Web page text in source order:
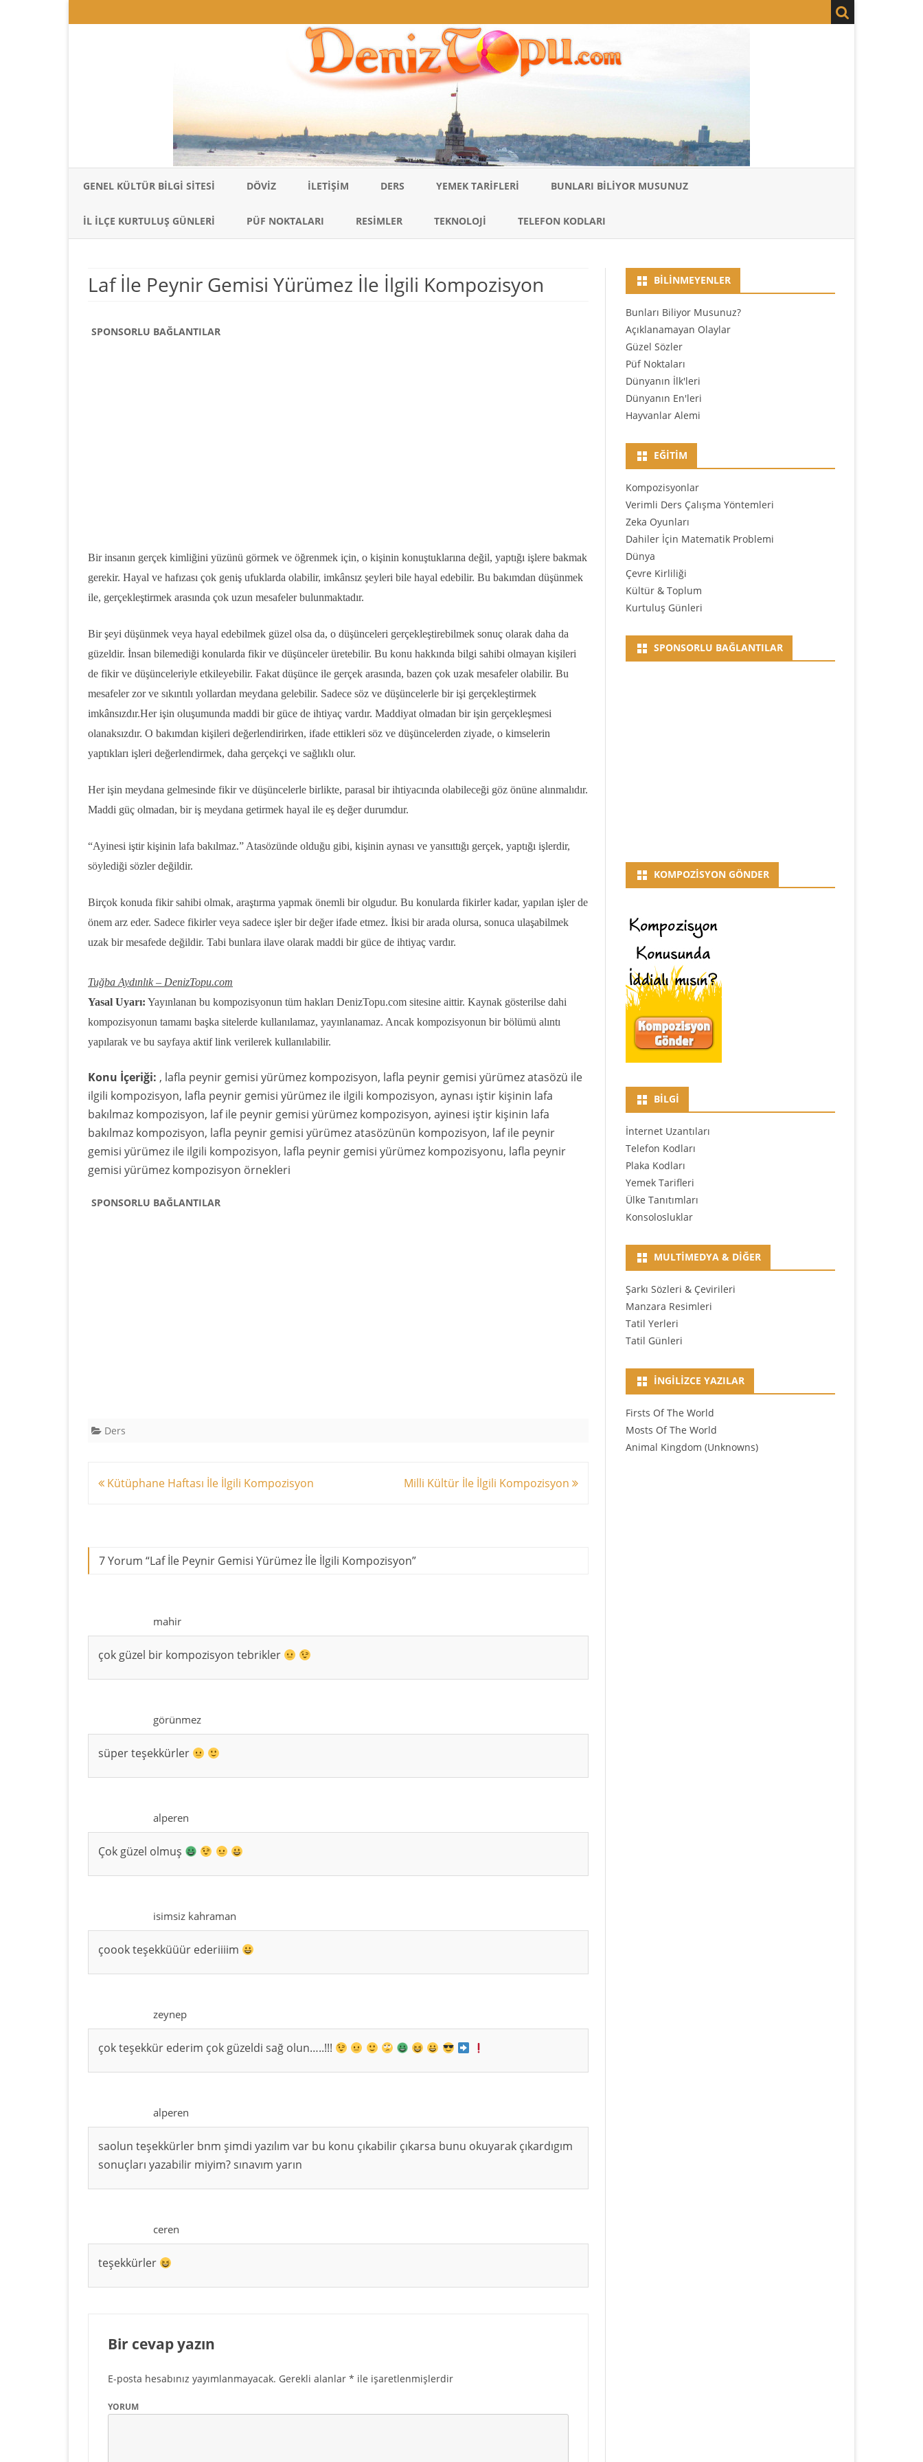
to
GENEL KÜLTÜR BILGI SITESI DÖVIZ İLETIŞIM DERS YEMEK TARIFLERI BUNLARI BILIYOR MUSUNUZ
İL İLÇE KURTULUŞ GÜNLERI PÜF NOKTALARI RESIMLER TEKNOLOJI TELEFON KODLARI
Laf İle Peynir Gemisi Yürümez İle İlgili Kompozisyon
SPONSORLU BAĞLANTILAR
Bir insanın gerçek kimliğini yüzünü görmek ve öğrenmek için, o kişinin konuştuklarına değil, yaptığı işlere bakmak
gerekir. Hayal ve hafızası çok geniş ufuklarda olabilir, imkânsız şeyleri bile hayal edebilir. Bu bakımdan düşünmek
ile, gerçekleştirmek arasında çok uzun mesafeler bulunmaktadır.
Bir şeyi düşünmek veya hayal edebilmek güzel olsa da, o düşünceleri gerçekleştirebilmek sonuç olarak daha da
güzeldir. İnsan bilemediği konularda fikir ve düşünceler üretebilir. Bu konu hakkında bilgi sahibi olmayan kişileri
de fikir ve düşünceleriyle etkileyebilir. Fakat düşünce ile gerçek arasında, bazen çok uzak mesafeler olabilir. Bu
mesafeler zor ve sıkıntılı yollardan meydana gelebilir. Sadece söz ve düşüncelerle bir işi gerçekleştirmek
imkânsızdır.Her işin oluşumunda maddi bir güce de ihtiyaç vardır. Maddiyat olmadan bir işin gerçekleşmesi
olanaksızdır. O bakımdan kişileri değerlendirirken, ifade ettikleri söz ve düşüncelerden ziyade, o kimselerin
yaptıkları işleri değerlendirmek, daha gerçekçi ve sağlıklı olur.
Her işin meydana gelmesinde fikir ve düşüncelerle birlikte, parasal bir ihtiyacında olabileceği göz önüne alınmalıdır.
Maddi güç olmadan, bir iş meydana getirmek hayal ile eş değer durumdur.
“Ayinesi iştir kişinin lafa bakılmaz.” Atasözünde olduğu gibi, kişinin aynası ve yansıttığı gerçek, yaptığı işlerdir,
söylediği sözler değildir.
Birçok konuda fikir sahibi olmak, araştırma yapmak önemli bir olgudur. Bu konularda fikirler kadar, yapılan işler de
önem arz eder. Sadece fikirler veya sadece işler bir değer ifade etmez. İkisi bir arada olursa, sonuca ulaşabilmek
uzak bir mesafede değildir. Tabi bunlara ilave olarak maddi bir güce de ihtiyaç vardır.
Tuğba Aydınlık – DenizTopu.com
Yasal Uyarı: Yayınlanan bu kompozisyonun tüm hakları DenizTopu.com sitesine aittir. Kaynak gösterilse dahi
kompozisyonun tamamı başka sitelerde kullanılamaz, yayınlanamaz. Ancak kompozisyonun bir bölümü alıntı
yapılarak ve bu sayfaya aktif link verilerek kullanılabilir.
Konu İçeriği: , lafla peynir gemisi yürümez kompozisyon, lafla peynir gemisi yürümez atasözü ile
ilgili kompozisyon, lafla peynir gemisi yürümez ile ilgili kompozisyon, aynası iştir kişinin lafa
bakılmaz kompozisyon, laf ile peynir gemisi yürümez kompozisyon, ayinesi iştir kişinin lafa
bakılmaz kompozisyon, lafla peynir gemisi yürümez atasözünün kompozisyon, laf ile peynir
gemisi yürümez ile ilgili kompozisyon, lafla peynir gemisi yürümez kompozisyonu, lafla peynir
gemisi yürümez kompozisyon örnekleri
SPONSORLU BAĞLANTILAR
Ders
YazıKütüphane Haftası İle İlgili Kompozisyon Milli Kültür İle İlgili Kompozisyon
7 Yorum “Laf İle Peynir Gemisi Yürümez İle İlgili Kompozisyon”
mahir
çok güzel bir kompozisyon tebrikler
görünmez
süper teşekkürler
alperen
Çok güzel olmuş
isimsiz kahraman
çoook teşekküüür ederiiiim
zeynep
çok teşekkür ederim çok güzeldi sağ olun…..!!!
alperen
saolun teşekkürler bnm şimdi yazılım var bu konu çıkabilir çıkarsa bunu okuyarak çıkardıgım
sonuçları yazabilir miyim? sınavım yarın
ceren
teşekkürler
Bir cevap yazın
E-posta hesabınız yayımlanmayacak. Gerekli alanlar * ile işaretlenmişlerdir
YORUM
BILINMEYENLER
Bunları Biliyor Musunuz?
Açıklanamayan Olaylar
Güzel Sözler
Püf Noktaları
Dünyanın İlk'leri
Dünyanın En'leri
Hayvanlar Alemi
EĞITIM
Kompozisyonlar
Verimli Ders Çalışma Yöntemleri
Zeka Oyunları
Dahiler İçin Matematik Problemi
Dünya
Çevre Kirliliği
Kültür & Toplum
Kurtuluş Günleri
SPONSORLU BAĞLANTILAR
KOMPOZISYON GÖNDER
BILGI
İnternet Uzantıları
Telefon Kodları
Plaka Kodları
Yemek Tarifleri
Ülke Tanıtımları
Konsolosluklar
MULTIMEDYA & DIĞER
Şarkı Sözleri & Çevirileri
Manzara Resimleri
Tatil Yerleri
Tatil Günleri
İNGILIZCE YAZILAR
Firsts Of The World
Mosts Of The World
Animal Kingdom (Unknowns)